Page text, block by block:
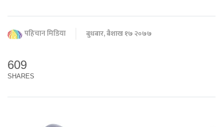
पहिचान मिडिया बुधबार, बैशाख १७ २०७७
609
SHARES